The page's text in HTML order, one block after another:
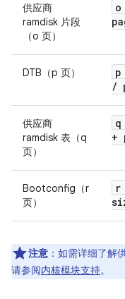
供应商
ramdisk 片段
（o 页）
DTB（p 页）
/
供应商
ramdisk 表（q
页）
+
Bootconfig（r
页）
r
注意 ：如需详细了解
请参阅内核模块支持。